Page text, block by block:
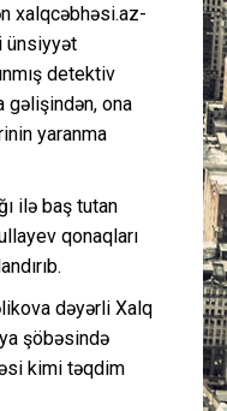
Əlaqə
xalqcəbhəsi.az-
ünsiyyət
detektiv
gəlişindən, ona
yaranma
ilə baş tutan
qonaqları
dəyərli Xalq
şöbəsində
kimi təqdim